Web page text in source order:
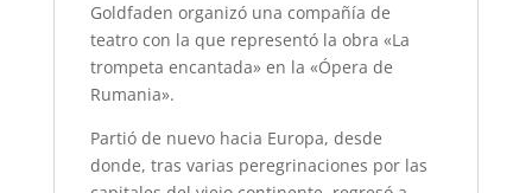
Goldfaden organizó una compañía de
teatro con la que representó la obra «La
trompeta encantada» en la «Ópera de
Rumania».
Partió de nuevo hacia Europa, desde
donde, tras varias peregrinaciones por las